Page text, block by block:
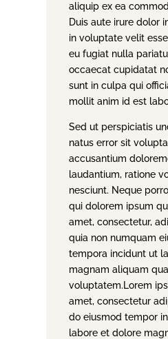
aliquip ex ea
Duis aute irure dolor
in voluptate velit
eu fugiat nulla
occaecat cupidatat
sunt in culpa qui
mollit anim id est
Sed ut perspiciatis
natus error sit
accusantium
laudantium, ratione
nesciunt. Neque
qui dolorem ipsum
amet, consectetur,
quia non numquam
tempora incidunt ut
magnam aliquam
voluptatem.Lorem
amet, consectetur
do eiusmod tempor
labore et dolore